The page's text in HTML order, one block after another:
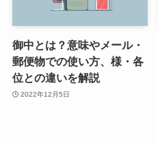
御中とは？意味やメール・
郵便物での使い方、様・各
位との違いを解説
2022年12月5日